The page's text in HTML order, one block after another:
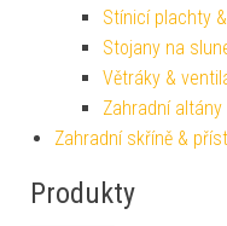
Stínicí plachty
Stojany na
Větráky &
Zahradní altány
Zahradní skříně &
Produkty